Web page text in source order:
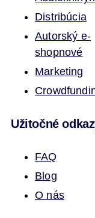
Distribúcia
Autorský e-
shopnové
Marketing
Užitočné
FAQ
Blog
O nás